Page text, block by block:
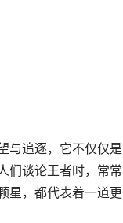
与追逐，它不仅仅是
们谈论王者时，常常
星，都代表着一道更